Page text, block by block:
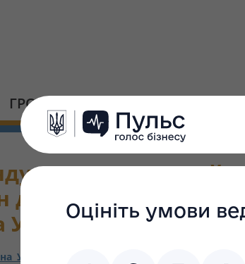
ГРОМАДСЬКА ПЛАТФОРМА
державного
до деяких
України «Про затвердження змін до